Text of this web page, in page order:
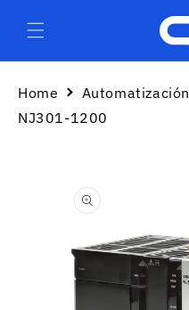
directamente
al contenido
Home Automatización
NJ301-1200
información